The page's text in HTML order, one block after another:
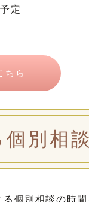
定
ちら
別相談
個別相談の時間